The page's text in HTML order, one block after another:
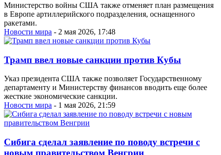
Министерство войны США также отменяет план размещения
в Европе артиллерийского подразделения, оснащенного
ракетами.
Новости мира - 2 мая 2026, 17:48
Трамп ввел новые санкции против Кубы
Указ президента США также позволяет Государственному
департаменту и Министерству финансов вводить еще более
жесткие экономические санкции.
Новости мира - 1 мая 2026, 21:59
Сибига сделал заявление по поводу встречи с
новым правительством Венгрии